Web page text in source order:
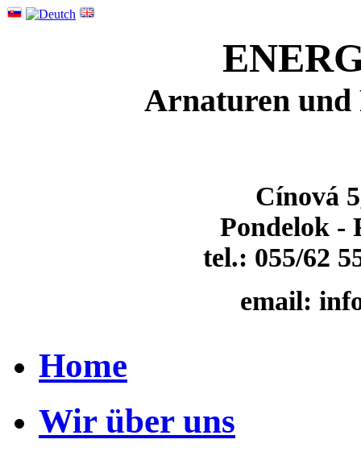
Arnaturen und
Cínová
Pondelok -
tel.: 055/62
email:
Home
Wir über uns